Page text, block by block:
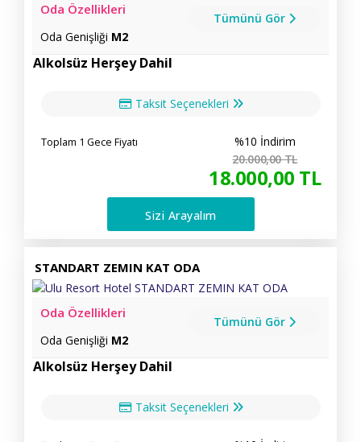
Oda Özellikleri
Oda Genişliği M2
Tümünü Gör
Alkolsüz Herşey Dahil
Taksit Seçenekleri
Toplam 1 Gece Fiyatı
%10 İndirim
20.000,00TL
18.000,00 TL
Sizi Arayalım
STANDART ZEMIN KAT ODA
Oda Özellikleri
Oda Genişliği M2
Tümünü Gör
Alkolsüz Herşey Dahil
Taksit Seçenekleri